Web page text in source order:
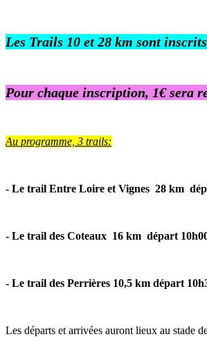
Les Trails 10 et 28 km sont
Pour chaque inscription, 1€ sera
Au programme, 3 trails:
- Le trail Entre Loire et Vignes 28 km
- Le trail des Coteaux 16 km
- Le trail des Perrières 10,5 km départ
Les départs et arrivées auront lieux au stade